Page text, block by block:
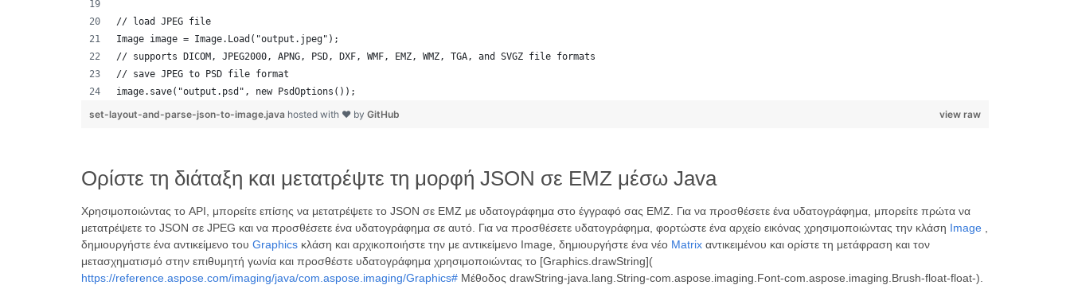
// load JPEG file
Image image = Image.Load("output.jpeg");
// supports DICOM, JPEG2000, APNG, PSD, DXF, WMF, EMZ, WMZ, TGA, and SVGZ file formats
// save JPEG to PSD file format
image.save("output.psd", new PsdOptions());
view raw
set-layout-and-parse-json-to-image.java hosted with ❤ by GitHub
Ορίστε τη διάταξη και μετατρέψτε τη μορφή JSON σε EMZ μέσω Java
Χρησιμοποιώντας το API, μπορείτε επίσης να μετατρέψετε το JSON σε EMZ με υδατογράφημα στο έγγραφό σας EMZ. Για να προσθέσετε ένα υδατογράφημα, μπορείτε πρώτα να
μετατρέψετε το JSON σε JPEG και να προσθέσετε ένα υδατογράφημα σε αυτό. Για να προσθέσετε υδατογράφημα, φορτώστε ένα αρχείο εικόνας χρησιμοποιώντας την κλάση Image
δημιουργήστε ένα αντικείμενο του Graphics κλάση και αρχικοποιήστε την με αντικείμενο Image, δημιουργήστε ένα νέο Matrix αντικειμένου και ορίστε τη μετάφραση και τον
μετασχηματισμό στην επιθυμητή γωνία και προσθέστε υδατογράφημα χρησιμοποιώντας το [Graphics.drawString](
https://reference.aspose.com/imaging/java/com.aspose.imaging/Graphics# Μέθοδος drawString-java.lang.String-com.aspose.imaging.Font-com.aspose.imaging.Brush-float-float-).